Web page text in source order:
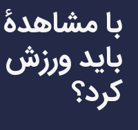
با
باید
کرد؟